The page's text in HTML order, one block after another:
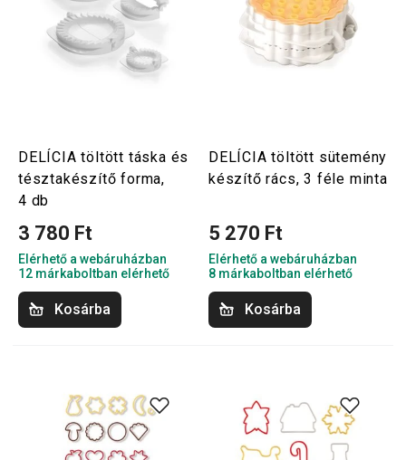
DELÍCIA töltött táska és
tésztakészítő forma,
4 db
3 780 Ft
Elérhető a webáruházban
12 márkaboltban elérhető
Kosárba
DELÍCIA töltött sütemény
készítő rács, 3 féle minta
5 270 Ft
Elérhető a webáruházban
8 márkaboltban elérhető
Kosárba